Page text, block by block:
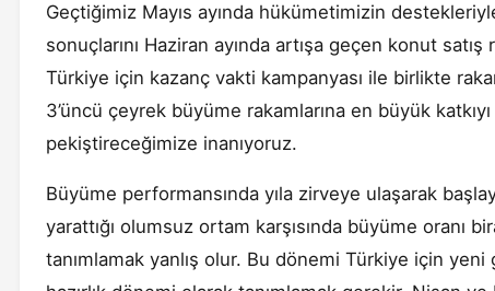
Geçtiğimiz Mayıs ayında hükümetimizin
sonuçlarını Haziran ayında artışa geçen konut
Türkiye için kazanç vakti kampanyası ile birlikte
3’üncü çeyrek büyüme rakamlarına en büyük
pekiştireceğimize inanıyoruz.
Büyüme performansında yıla zirveye ulaşarak
yarattığı olumsuz ortam karşısında büyüme oranı
tanımlamak yanlış olur. Bu dönemi Türkiye için